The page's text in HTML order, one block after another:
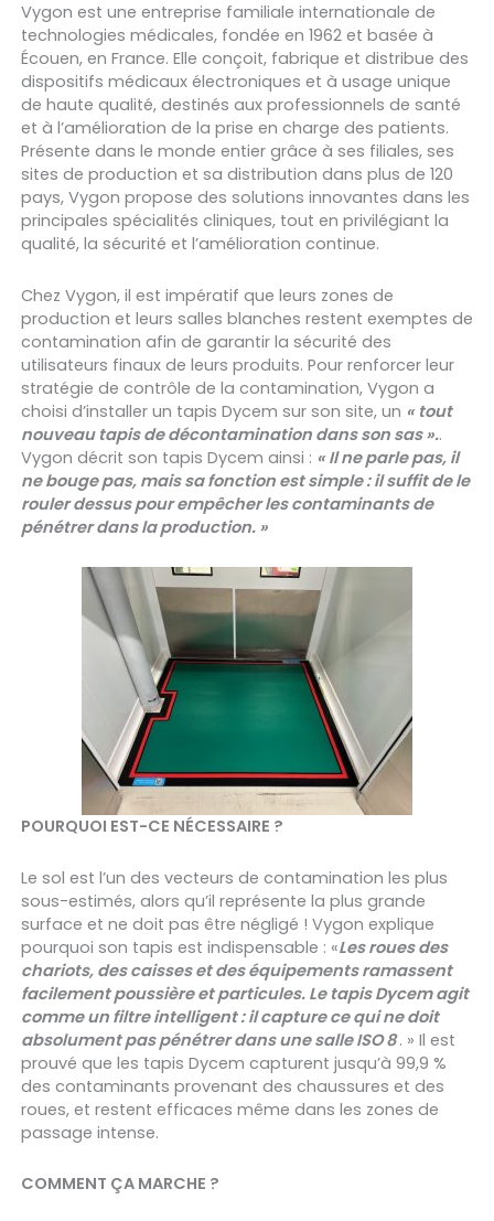
Vygon est une entreprise familiale internationale de
technologies médicales, fondée en 1962 et basée à
Écouen, en France. Elle conçoit, fabrique et distribue des
dispositifs médicaux électroniques et à usage unique
de haute qualité, destinés aux professionnels de santé
et à l’amélioration de la prise en charge des patients.
Présente dans le monde entier grâce à ses filiales, ses
sites de production et sa distribution dans plus de 120
pays, Vygon propose des solutions innovantes dans les
principales spécialités cliniques, tout en privilégiant la
qualité, la sécurité et l’amélioration continue.
Chez Vygon, il est impératif que leurs zones de
production et leurs salles blanches restent exemptes de
contamination afin de garantir la sécurité des
utilisateurs finaux de leurs produits. Pour renforcer leur
stratégie de contrôle de la contamination, Vygon a
choisi d’installer un tapis Dycem sur son site, un « tout
nouveau tapis de décontamination dans son sas »..
Vygon décrit son tapis Dycem ainsi : « Il ne parle pas, il
ne bouge pas, mais sa fonction est simple : il suffit de le
rouler dessus pour empêcher les contaminants de
pénétrer dans la production. »
POURQUOI EST-CE NÉCESSAIRE ?
Le sol est l’un des vecteurs de contamination les plus
sous-estimés, alors qu’il représente la plus grande
surface et ne doit pas être négligé ! Vygon explique
pourquoi son tapis est indispensable : «Les roues des
chariots, des caisses et des équipements ramassent
facilement poussière et particules. Le tapis Dycem agit
comme un filtre intelligent : il capture ce qui ne doit
absolument pas pénétrer dans une salle ISO 8. » Il est
prouvé que les tapis Dycem capturent jusqu’à 99,9 %
des contaminants provenant des chaussures et des
roues, et restent efficaces même dans les zones de
passage intense.
COMMENT ÇA MARCHE ?